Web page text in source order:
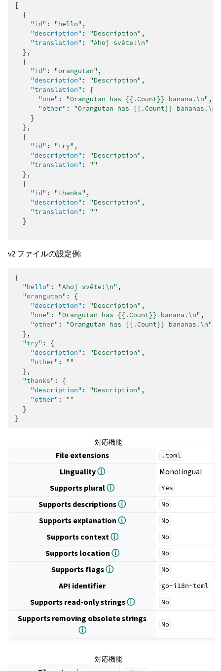
[
{
"id" : "hello" ,
"description" : "Description" ,
"translation" :
"Ahoj světe!\n"
},
{
"id" : "orangutan" ,
"description" : "Description" ,
"translation" :
{
"one" : "Orangutan has {{.Count}} banana.\n" ,
"other" :
"Orangutan has {{.Count}} bananas.\n"
}
},
{
"id" : "try" ,
"description" : "Description" ,
"translation" :
""
},
{
"id" : "thanks" ,
"description" : "Description" ,
"translation" :
""
}
]
v2 ファイルの設定例:
{
"hello" : "Ahoj světe!\n" ,
"orangutan" :
{
"description" : "Description" ,
"one" : "Orangutan has {{.Count}} banana.\n" ,
"other" :
"Orangutan has {{.Count}} bananas.\n"
},
"try" :
{
"description" : "Description" ,
"other" :
""
},
"thanks" :
{
"description" : "Description" ,
"other" :
""
}
}
対応機能
File extensions .toml
Lingualityⓘ
Monolingual
Supports pluralⓘ Yes
Supports descriptionsⓘ No
Supports explanationⓘ No
Supports contextⓘ No
Supports locationⓘ No
Supports flagsⓘ No
API identifier go-i18n-toml
Supports read-only stringsⓘ No
Supports removing obsolete strings
ⓘ
No
対応機能